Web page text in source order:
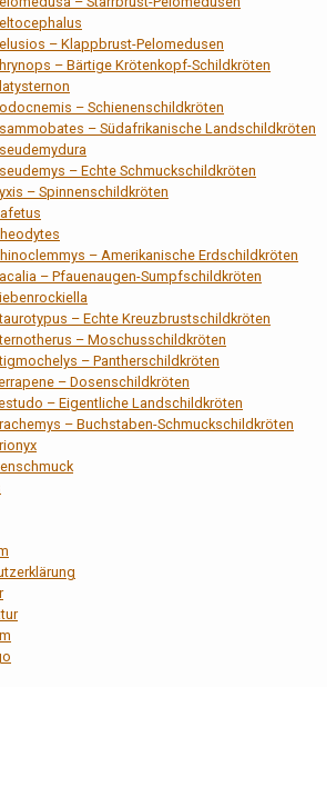
– Klappbrust-Pelomedusen
– Bärtige Krötenkopf-Schildkröten
– Schienenschildkröten
– Südafrikanische Landschildkröten
– Echte Schmuckschildkröten
– Spinnenschildkröten
– Amerikanische Erdschildkröten
– Pfauenaugen-Sumpfschildkröten
– Echte Kreuzbrustschildkröten
– Moschusschildkröten
– Pantherschildkröten
– Dosenschildkröten
– Eigentliche Landschildkröten
– Buchstaben-Schmuckschildkröten